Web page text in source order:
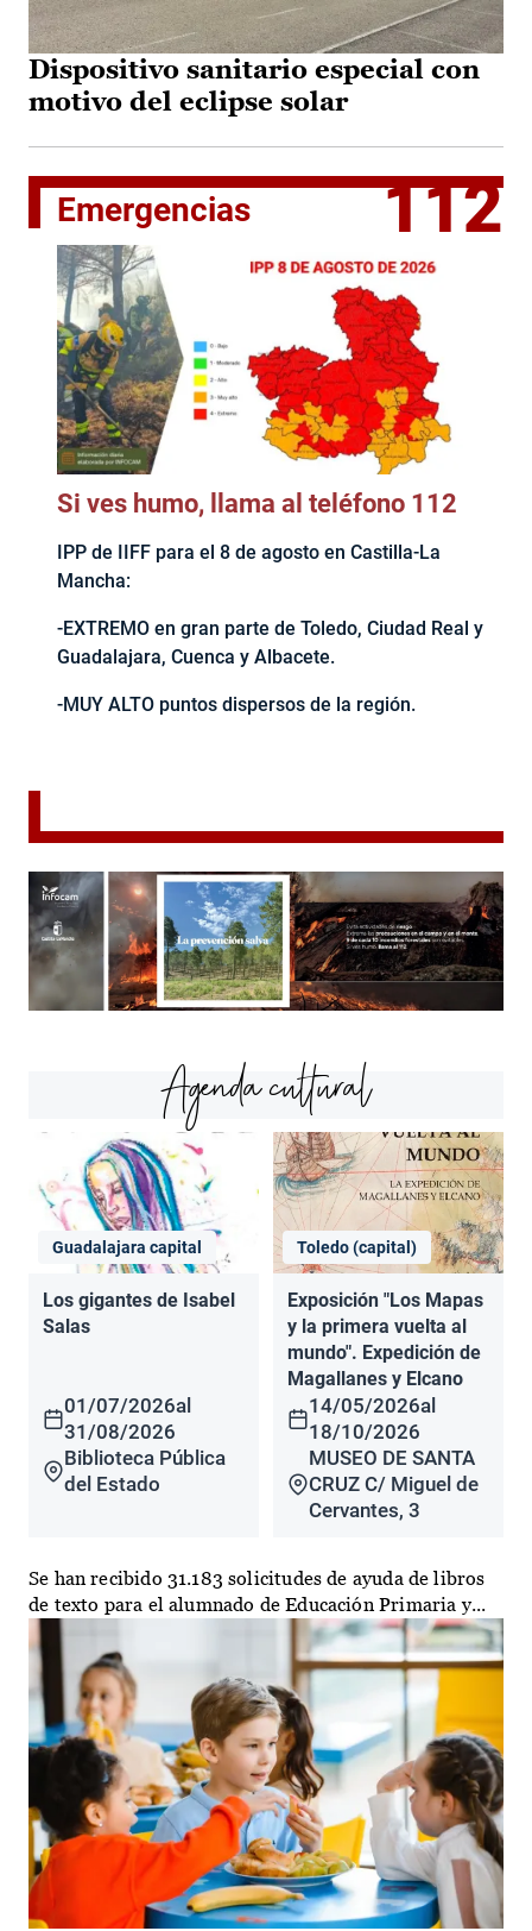
Dispositivo sanitario especial con
motivo del eclipse solar
Emergencias 112
Si ves humo, llama al teléfono 112
IPP de IIFF para el 8 de agosto en Castilla-La
Mancha:
-EXTREMO en gran parte de Toledo, Ciudad Real y
Guadalajara, Cuenca y Albacete.
-MUY ALTO puntos dispersos de la región.
Agenda cultural
Guadalajara capital
Los gigantes de Isabel
Salas
01/07/2026al
31/08/2026
Biblioteca Pública
del Estado
Toledo (capital)
Exposición "Los Mapas
y la primera vuelta al
mundo". Expedición de
Magallanes y Elcano
14/05/2026al
18/10/2026
MUSEO DE SANTA
CRUZ C/ Miguel de
Cervantes, 3
Se han recibido 31.183 solicitudes de ayuda de libros
de texto para el alumnado de Educación Primaria y...